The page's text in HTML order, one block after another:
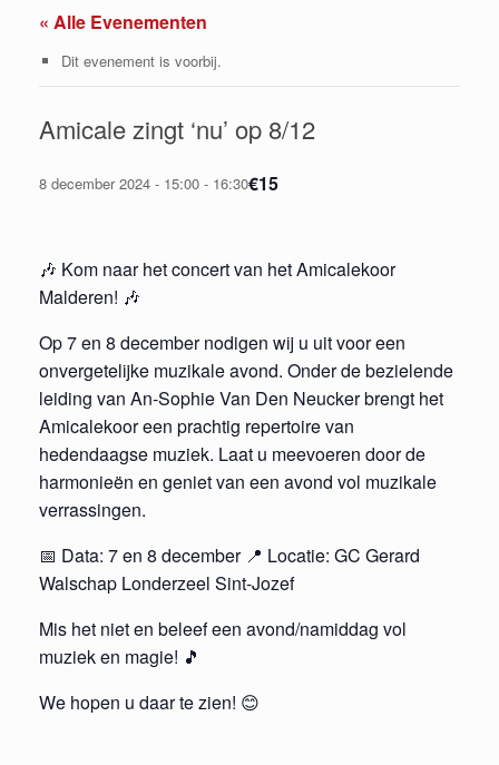
« Alle Evenementen
Dit evenement is voorbij.
Amicale zingt ‘nu’ op 8/12
8 december 2024 - 15:00 - 16:30€15
🎶 Kom naar het concert van het Amicalekoor
Malderen! 🎶
Op 7 en 8 december nodigen wij u uit voor een
onvergetelijke muzikale avond. Onder de bezielende
leiding van An-Sophie Van Den Neucker brengt het
Amicalekoor een prachtig repertoire van
hedendaagse muziek. Laat u meevoeren door de
harmonieën en geniet van een avond vol muzikale
verrassingen.
📅 Data: 7 en 8 december 📍 Locatie: GC Gerard
Walschap Londerzeel Sint-Jozef
Mis het niet en beleef een avond/namiddag vol
muziek en magie! 🎵
We hopen u daar te zien! 😊